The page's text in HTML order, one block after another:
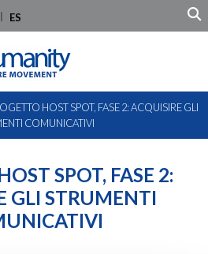
ES
HOST SPOT, FASE 2: ACQUISIRE GLI
COMUNICATIVI
SPOT, FASE 2:
GLI STRUMENTI